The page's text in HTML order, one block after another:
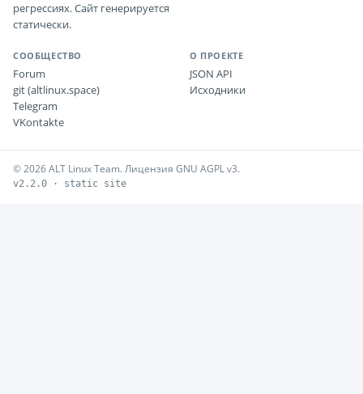
регрессиях. Сайт генерируется
статически.
СООБЩЕСТВО
Forum
git (altlinux.space)
Telegram
VKontakte
О ПРОЕКТЕ
JSON API
Исходники
© 2026 ALT Linux Team. Лицензия GNU AGPL v3.
v2.2.0 · static site